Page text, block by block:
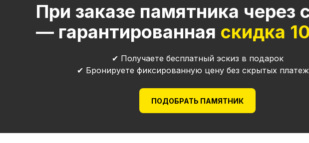
✔ Получаете бесплатный эскиз в подарок
✔ Бронируете фиксированную цену без скрытых
При заказе памятника через
— гарантированная скидка
ПОДОБРАТЬ ПАМЯТНИК